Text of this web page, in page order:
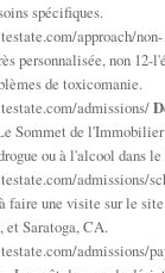
spécifiques.
approach/
personnalisée, non 12-
de toxicomanie.
admissions/
Sommet de l'Immobilier
ou à l'alcool dans
admissions/
faire une visite sur le
et Saratoga, CA.
admissions/